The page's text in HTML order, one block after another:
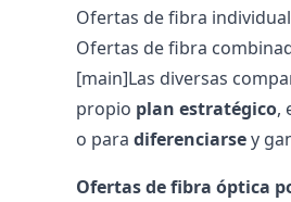
Ofertas de fibra
Ofertas de fibra
[main]Las diversas
propio plan estratégico,
o para diferenciarsey
Ofertas de fibra óptica